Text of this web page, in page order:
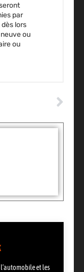
par
dès lors
ou
ou
et les